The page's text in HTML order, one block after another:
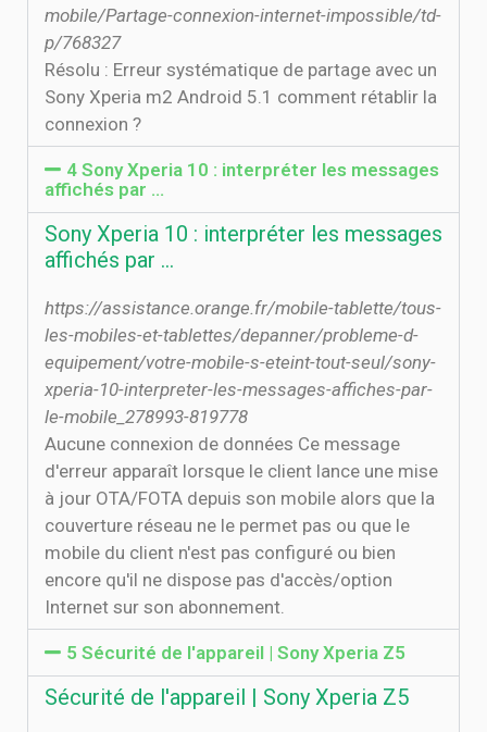
mobile/Partage-connexion-internet-impossible/td-
p/768327
Résolu : Erreur systématique de partage avec un
Sony Xperia m2 Android 5.1 comment rétablir la
connexion ?
4 Sony Xperia 10 : interpréter les messages
affichés par …
Sony Xperia 10 : interpréter les messages
affichés par …
https://assistance.orange.fr/mobile-tablette/tous-
les-mobiles-et-tablettes/depanner/probleme-d-
equipement/votre-mobile-s-eteint-tout-seul/sony-
xperia-10-interpreter-les-messages-affiches-par-
le-mobile_278993-819778
Aucune connexion de données Ce message
d'erreur apparaît lorsque le client lance une mise
à jour OTA/FOTA depuis son mobile alors que la
couverture réseau ne le permet pas ou que le
mobile du client n'est pas configuré ou bien
encore qu'il ne dispose pas d'accès/option
Internet sur son abonnement.
5 Sécurité de l'appareil | Sony Xperia Z5
Sécurité de l'appareil | Sony Xperia Z5